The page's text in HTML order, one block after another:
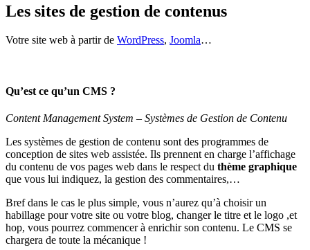
Les sites de gestion de contenus
Votre site web à partir de WordPress, Joomla…
Qu’est ce qu’un CMS ?
Content Management System – Systèmes de Gestion de Contenu
Les systèmes de gestion de contenu sont des programmes de
conception de sites web assistée. Ils prennent en charge l’affichage
du contenu de vos pages web dans le respect du thème graphique
que vous lui indiquez, la gestion des commentaires,…
Bref dans le cas le plus simple, vous n’aurez qu’à choisir un
habillage pour votre site ou votre blog, changer le titre et le logo ,et
hop, vous pourrez commencer à enrichir son contenu. Le CMS se
chargera de toute la mécanique !